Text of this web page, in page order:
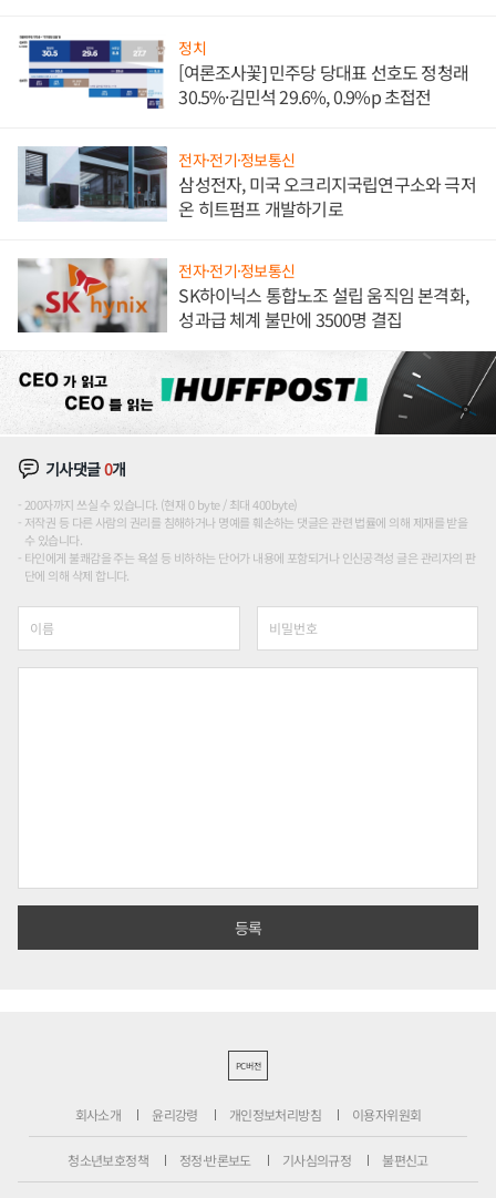
정치
[여론조사꽃] 민주당 당대표 선호도 정청래
30.5%·김민석 29.6%, 0.9%p 초접전
전자·전기·정보통신
삼성전자, 미국 오크리지국립연구소와 극저
온 히트펌프 개발하기로
전자·전기·정보통신
SK하이닉스 통합노조 설립 움직임 본격화,
성과급 체계 불만에 3500명 결집
기사댓글0개
200자까지 쓰실 수 있습니다. (현재 0 byte / 최대 400byte)
저작권 등 다른 사람의 권리를 침해하거나 명예를 훼손하는 댓글은 관련 법률에 의해 제재를 받을
수 있습니다.
타인에게 불쾌감을 주는 욕설 등 비하하는 단어가 내용에 포함되거나 인신공격성 글은 관리자의 판
단에 의해 삭제 합니다.
PC버전
회사소개 윤리강령 개인정보처리방침 이용자위원회
청소년보호정책 정정·반론보도 기사심의규정 불편신고